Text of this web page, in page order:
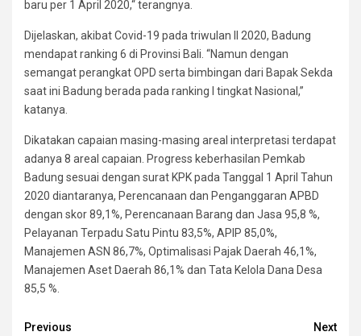
baru per 1 April 2020,“ terangnya.
Dijelaskan, akibat Covid-19 pada triwulan II 2020, Badung
mendapat ranking 6 di Provinsi Bali. “Namun dengan
semangat perangkat OPD serta bimbingan dari Bapak Sekda
saat ini Badung berada pada ranking I tingkat Nasional,”
katanya.
Dikatakan capaian masing-masing areal interpretasi terdapat
adanya 8 areal capaian. Progress keberhasilan Pemkab
Badung sesuai dengan surat KPK pada Tanggal 1 April Tahun
2020 diantaranya, Perencanaan dan Penganggaran APBD
dengan skor 89,1%, Perencanaan Barang dan Jasa 95,8 %,
Pelayanan Terpadu Satu Pintu 83,5%, APIP 85,0%,
Manajemen ASN 86,7%, Optimalisasi Pajak Daerah 46,1%,
Manajemen Aset Daerah 86,1% dan Tata Kelola Dana Desa
85,5 %.
Previous
Next